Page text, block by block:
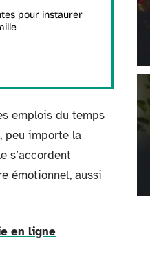
pour instaurer
emplois du temps
peu importe la
s’accordent
émotionnel, aussi
en ligne